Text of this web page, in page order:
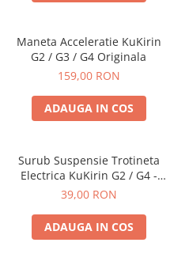
Maneta Acceleratie KuKirin
G2 / G3 / G4 Originala
159,00 RON
ADAUGA IN COS
Surub Suspensie Trotineta
Electrica KuKirin G2 / G4 -
Otel Inalt Rezistent
39,00 RON
ADAUGA IN COS